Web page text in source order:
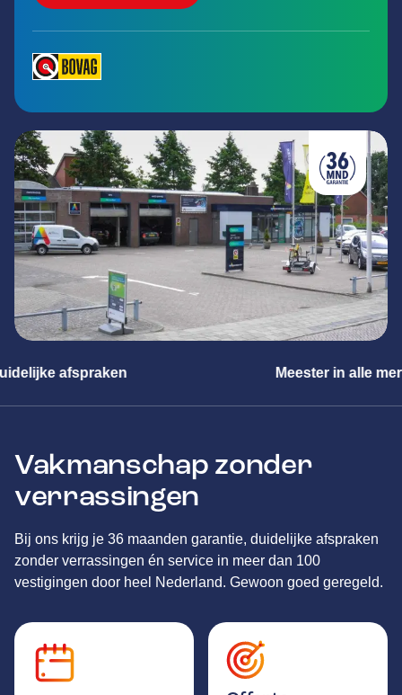
Meester in alle merken
Vakmanschap zonder
verrassingen
Bij ons krijg je 36 maanden garantie, duidelijke afspraken
zonder verrassingen én service in meer dan 100
vestigingen door heel Nederland. Gewoon goed geregeld.